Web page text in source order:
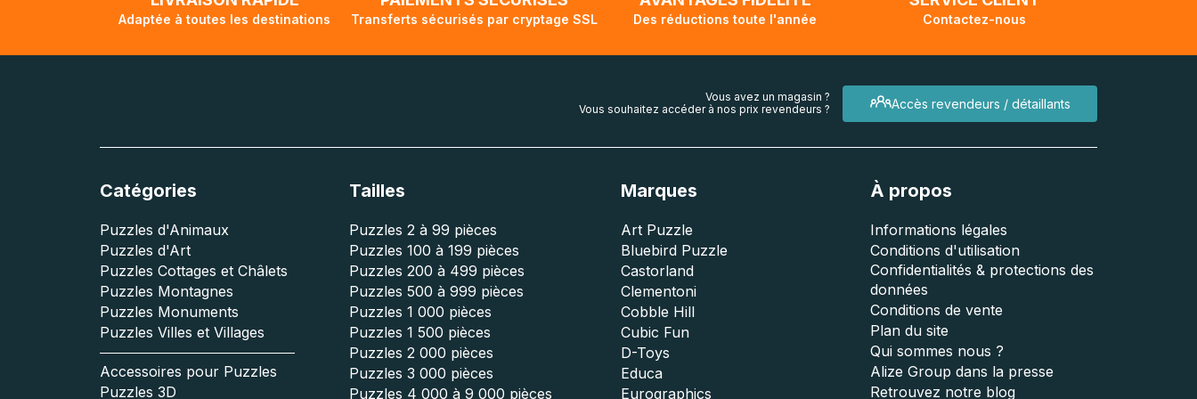
Adaptée à toutes les destinations Transferts sécurisés par cryptage SSL Des réductions toute l'année Contactez-nous
Accès revendeurs / détaillants
Vous avez un magasin ?
Vous souhaitez accéder à nos prix revendeurs ?
Catégories
Puzzles d'Animaux
Puzzles d'Art
Puzzles Cottages et Châlets
Puzzles Montagnes
Puzzles Monuments
Puzzles Villes et Villages
Accessoires pour Puzzles
Puzzles 3D
Tailles
Puzzles 2 à 99 pièces
Puzzles 100 à 199 pièces
Puzzles 200 à 499 pièces
Puzzles 500 à 999 pièces
Puzzles 1 000 pièces
Puzzles 1 500 pièces
Puzzles 2 000 pièces
Puzzles 3 000 pièces
Puzzles 4 000 à 9 000 pièces
Marques
Art Puzzle
Bluebird Puzzle
Castorland
Clementoni
Cobble Hill
Cubic Fun
D-Toys
Educa
Eurographics
À propos
Informations légales
Conditions d'utilisation
Confidentialités & protections des
données
Conditions de vente
Plan du site
Qui sommes nous ?
Alize Group dans la presse
Retrouvez notre blog